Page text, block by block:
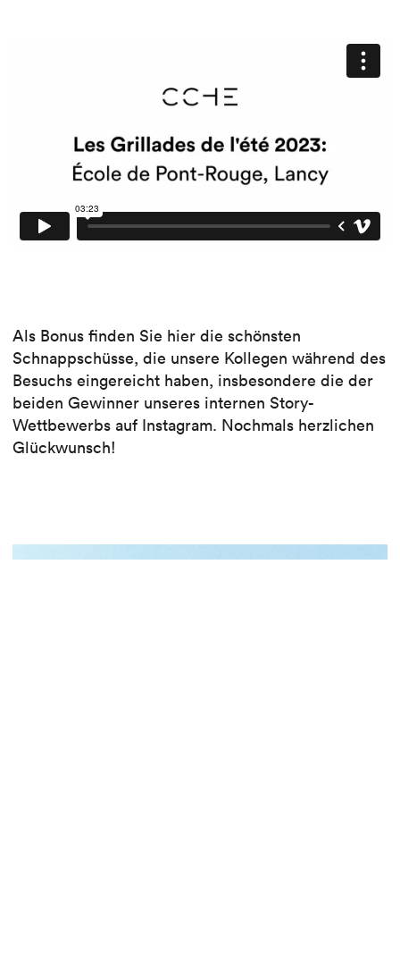
Als Bonus finden Sie hier die schönsten
Schnappschüsse, die unsere Kollegen während des
Besuchs eingereicht haben, insbesondere die der
beiden Gewinner unseres internen Story-
Wettbewerbs auf Instagram. Nochmals herzlichen
Glückwunsch!